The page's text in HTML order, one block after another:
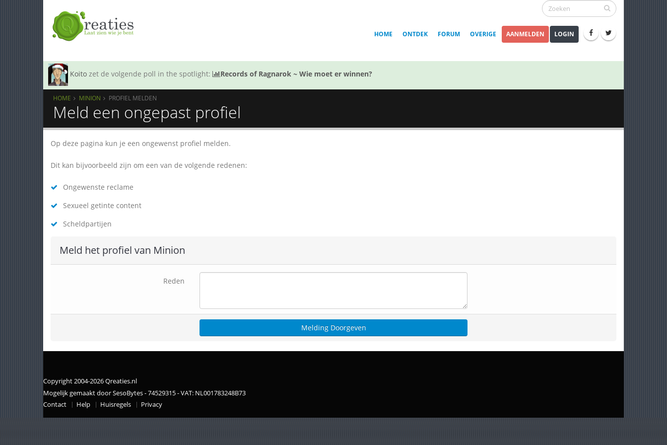
HOME ONTDEK FORUM OVERIGE AANMELDEN LOGIN
Koito zet de volgende poll in the spotlight: Records of Ragnarok ~ Wie moet er winnen?
HOME MINION PROFIEL MELDEN
Meld een ongepast profiel
Op deze pagina kun je een ongewenst profiel melden.
Dit kan bijvoorbeeld zijn om een van de volgende redenen:
Ongewenste reclame
Sexueel getinte content
Scheldpartijen
Meld het profiel van Minion
Reden
Copyright 2004-2026 Qreaties.nl
Mogelijk gemaakt door SesoBytes - 74529315 - VAT: NL001783248B73
Contact
Help Huisregels Privacy